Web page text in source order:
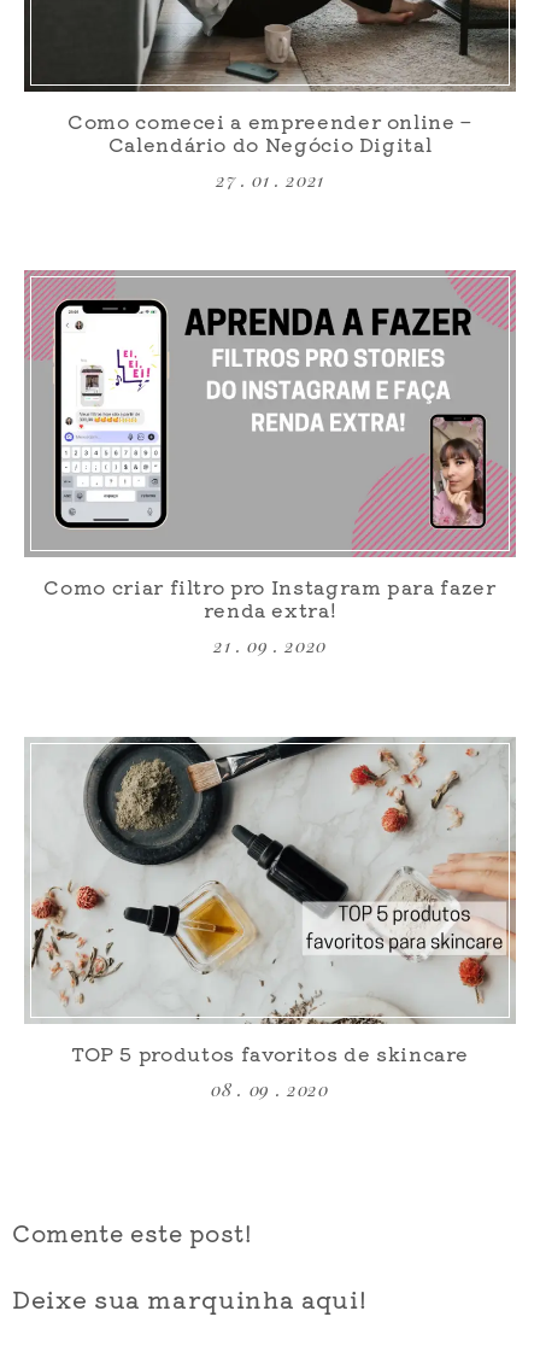
Como comecei a empreender online –
Calendário do Negócio Digital
27 . 01 . 2021
Como criar filtro pro Instagram para fazer
renda extra!
21 . 09 . 2020
TOP 5 produtos favoritos de skincare
08 . 09 . 2020
Comente este post!
Deixe sua marquinha aqui!